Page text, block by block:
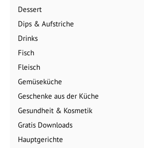
Dessert
Dips & Aufstriche
Drinks
Fisch
Fleisch
Gemüseküche
Geschenke aus der Küche
Gesundheit & Kosmetik
Gratis Downloads
Hauptgerichte